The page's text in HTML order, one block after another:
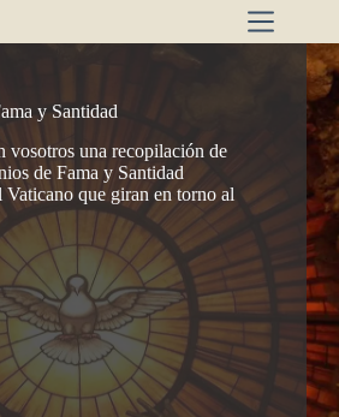
y Santidad
vosotros una recopilación de
de Fama y Santidad
que giran en torno al